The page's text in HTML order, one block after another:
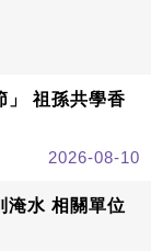
」 祖孫共學香
2026-08-10
淹水 相關單位